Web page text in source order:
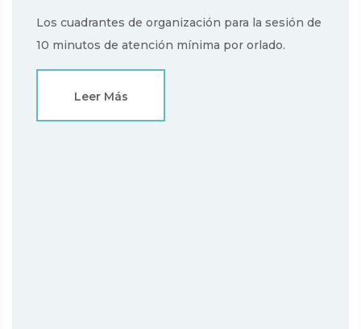
Los cuadrantes de organización para la sesión de
10 minutos de atención mínima por orlado.
Leer Más